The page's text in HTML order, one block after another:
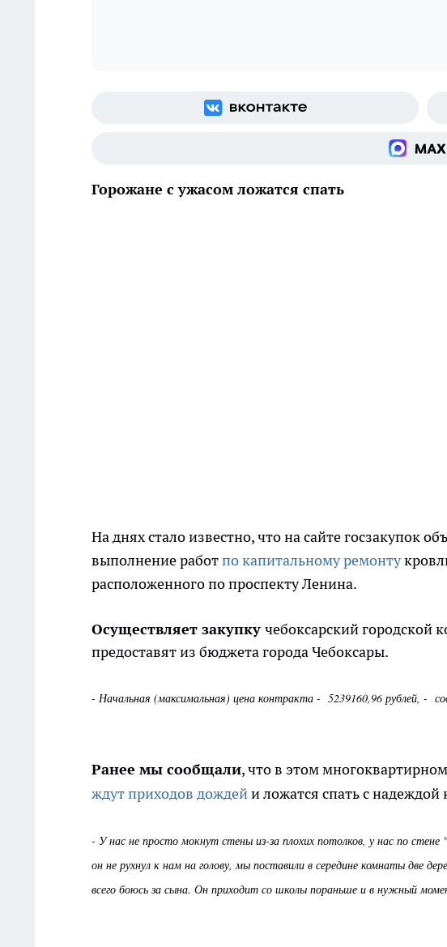
Горожане с ужасом ложатся спать
На днях стало известно, что на сайте госзакупок
выполнение работпо капитальному ремонту
расположенного по проспекту Ленина.
Осуществляет закупку чебоксарский городской
предоставят из бюджета города Чебоксары.
- Начальная (максимальная) цена контракта - 5239160,96 рублей, -
Ранее мы сообщали, что в этом
ждут приходов дождейи ложатся спать с надеждой
- У нас не просто мокнут стены из-за плохих потолков, у нас по
он не рухнул к нам на голову, мы поставили в середине комнаты две
всего боюсь за сына. Он приходит со школы пораньше и в нужный